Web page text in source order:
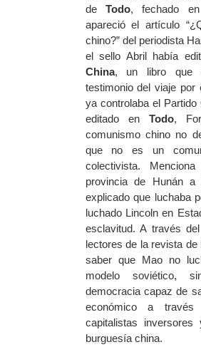
de Todo, fechado
apareció el artículo
chino?” del periodista
el sello Abril había
China, un libro que
testimonio del viaje
ya controlaba el
editado en Todo,
comunismo chino no
que no es un
colectivista.
provincia de Hunán
explicado que luchaba
luchado Lincoln en
esclavitud. A través
lectores de la revista
saber que Mao no
modelo soviético,
democracia capaz de
económico a
capitalistas
burguesía china.